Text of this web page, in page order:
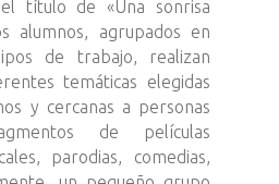
título de «Una sonrisa
alumnos, agrupados en
de trabajo, realizan
temáticas elegidas
y cercanas a personas
de películas
parodias, comedias,